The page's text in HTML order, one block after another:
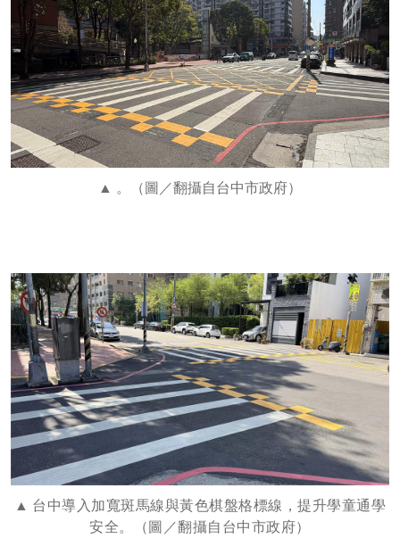
。（圖／翻攝自台中市政府）
台中導入加寬斑馬線與黃色棋盤格標線，提升學童通學
安全。（圖／翻攝自台中市政府）